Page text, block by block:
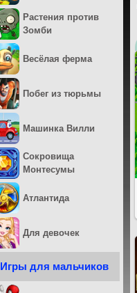
Растения против
Зомби
Весёлая ферма
Побег из тюрьмы
Машинка Вилли
Сокровища
Монтесумы
Атлантида
Для девочек
Игры для мальчиков